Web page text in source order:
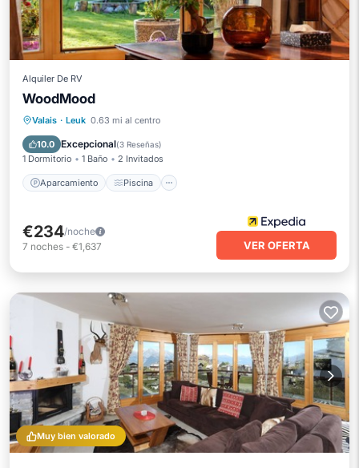
Alquiler De RV
WoodMood
Valais · Leuk 0.63 mi al centro
10.0 Excepcional(3 Reseñas)
1 Dormitorio 1 Baño 2 Invitados
Aparcamiento Piscina
Aparcamiento
Balcón/Terraza
€234/noche
7 noches - €1,637 VER OFERTA
Muy bien valorado